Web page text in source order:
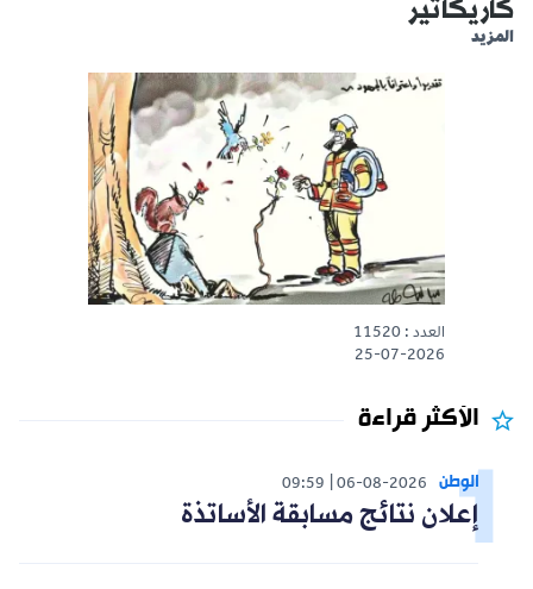
كاريكاتير
المزيد
العدد : 11520
25-07-2026
الأكثر قراءة
الوطن 06-08-2026
09:59
إعلان نتائج مسابقة الأساتذة